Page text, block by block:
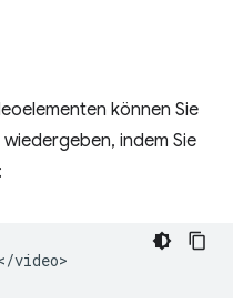
können Sie
indem Sie